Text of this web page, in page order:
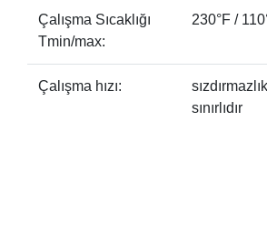
Çalışma Sıcaklığı
Tmin/max:
230°F /
Çalışma hızı:
sınırlıdır